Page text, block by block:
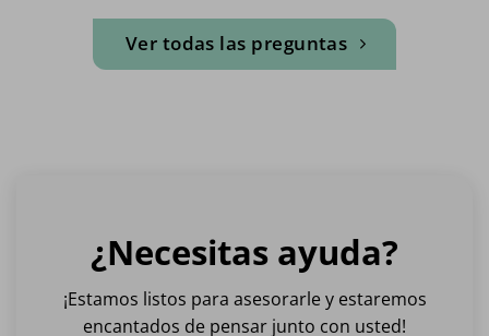
Ver todas las preguntas
¿Necesitas ayuda?
¡Estamos listos para asesorarle y estaremos
encantados de pensar junto con usted!